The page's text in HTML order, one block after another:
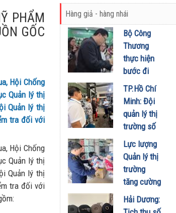
PHẨM
GỐC
Hội Chống
Quản lý thị
Quản lý thị
tra đối với
Hội Chống
Quản lý thị
Quản lý thị
tra đối với
Hàng giả - hàng nhái
Bộ Công
Thương
thực hiện
bước đi
tiên phong
khi triển
khai hệ
thống truy
xuất nguồn
gốc hàng
hoá
23/12/2025
TP.Hồ Chí
Minh: Đội
quản lý thị
trường số
13 kiểm tra,
tạm giữ
nhiều sản
phẩm
không rõ
nguồn gốc,
Lực lượng
Quản lý thị
trường
tăng cường
công tác
chống
Hải Dương: